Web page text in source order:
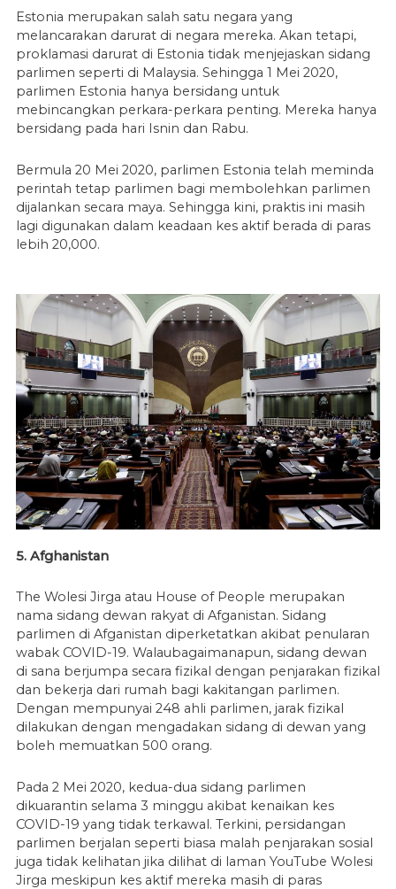
Estonia merupakan salah satu negara yang
melancarakan darurat di negara mereka. Akan tetapi,
proklamasi darurat di Estonia tidak menjejaskan sidang
parlimen seperti di Malaysia. Sehingga 1 Mei 2020,
parlimen Estonia hanya bersidang untuk
mebincangkan perkara-perkara penting. Mereka hanya
bersidang pada hari Isnin dan Rabu.
Bermula 20 Mei 2020, parlimen Estonia telah meminda
perintah tetap parlimen bagi membolehkan parlimen
dijalankan secara maya. Sehingga kini, praktis ini masih
lagi digunakan dalam keadaan kes aktif berada di paras
lebih 20,000.
5. Afghanistan
The Wolesi Jirga atau House of People merupakan
nama sidang dewan rakyat di Afganistan. Sidang
parlimen di Afganistan diperketatkan akibat penularan
wabak COVID-19. Walaubagaimanapun, sidang dewan
di sana berjumpa secara fizikal dengan penjarakan fizikal
dan bekerja dari rumah bagi kakitangan parlimen.
Dengan mempunyai 248 ahli parlimen, jarak fizikal
dilakukan dengan mengadakan sidang di dewan yang
boleh memuatkan 500 orang.
Pada 2 Mei 2020, kedua-dua sidang parlimen
dikuarantin selama 3 minggu akibat kenaikan kes
COVID-19 yang tidak terkawal. Terkini, persidangan
parlimen berjalan seperti biasa malah penjarakan sosial
juga tidak kelihatan jika dilihat di laman YouTube Wolesi
Jirga meskipun kes aktif mereka masih di paras